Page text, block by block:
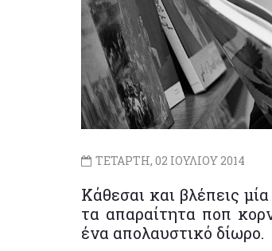
ΤΕΤΑΡΤΗ, 02 ΙΟΥΛΙΟΥ 2014
Κάθεσαι και βλέπεις μία
τα απαραίτητα ποπ
ένα απολαυστικό δίωρο.